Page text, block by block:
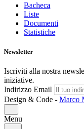
Bacheca
Liste
Documenti
Statistiche
Newsletter
Iscriviti alla nostra
iniziative.
Indirizzo Email
Design & Code - Marco
Menu